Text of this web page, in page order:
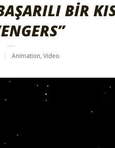
BİR
Animation, Video